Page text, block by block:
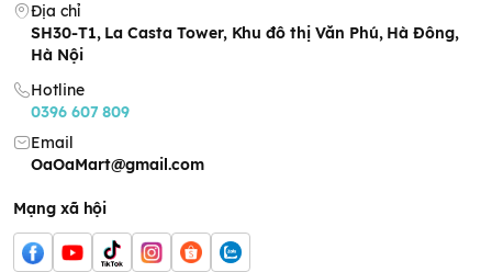
Địa chỉ
SH30-T1, La Casta Tower, Khu đô thị Văn Phú, Hà Đông,
Hà Nội
Hotline
0396 607 809
Email
OaOaMart@gmail.com
Mạng xã hội